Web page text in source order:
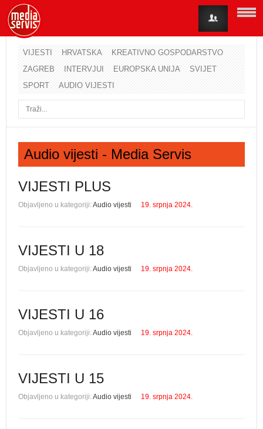
VIJESTI HRVATSKA
KREATIVNO GOSPODARSTVO
ZAGREB
INTERVJUI EUROPSKA UNIJA
SVIJET
SPORT
AUDIO VIJESTI
Audio vijesti - Media Servis
VIJESTI PLUS
Objavljeno u kategoriji:Audio vijesti 19. srpnja 2024.
VIJESTI U 18
Objavljeno u kategoriji:Audio vijesti 19. srpnja 2024.
VIJESTI U 16
Objavljeno u kategoriji:Audio vijesti 19. srpnja 2024.
VIJESTI U 15
Objavljeno u kategoriji:Audio vijesti 19. srpnja 2024.
Korisničko ime
Lozinka
Zaboravili ste lozinku?